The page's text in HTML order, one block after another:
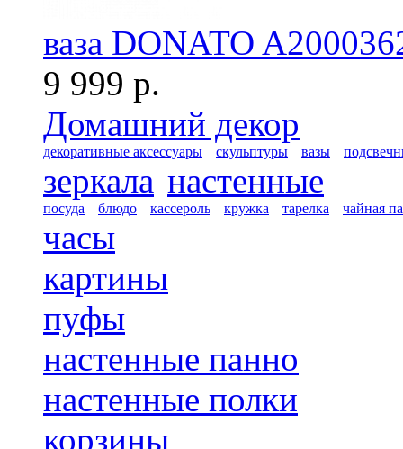
ваза DONATO
9 999 р.
Домашний декор
декоративные аксессуары скульптуры вазы
зеркала настенные
посуда блюдо кассероль кружка тарелка чайная
часы
картины
пуфы
настенные панно
настенные полки
корзины